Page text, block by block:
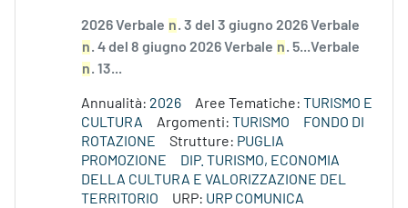
2026 Verbale n. 3 del 3 giugno 2026 Verbale
n. 4 del 8 giugno 2026 Verbale n. 5...Verbale
n. 13...
Annualità: 2026 Aree Tematiche: TURISMO E
CULTURA
Argomenti: TURISMO
FONDO DI
ROTAZIONE
Strutture: PUGLIA
PROMOZIONE
DIP. TURISMO, ECONOMIA
DELLA CULTURA E VALORIZZAZIONE DEL
TERRITORIO
URP: URP COMUNICA